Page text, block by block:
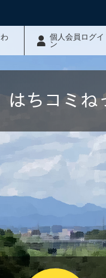
個人会員ログイ
ン
ちコミね